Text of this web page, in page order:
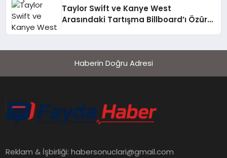
Taylor Swift ve Kanye West
Arasındaki Tartışma Billboard’ı Özür
Haberin Doğru Adresi
Reklam & İşbirliği:habersonuclari@gmail.com